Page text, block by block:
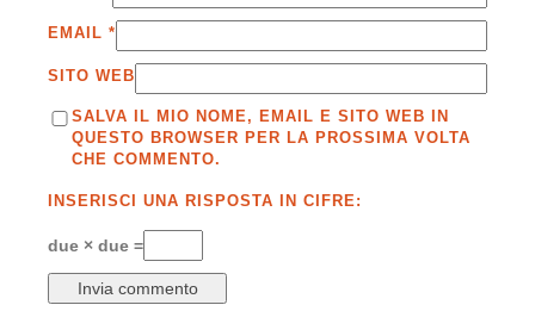
EMAIL *
SITO WEB
SALVA IL MIO NOME, EMAIL E SITO WEB IN
QUESTO BROWSER PER LA PROSSIMA VOLTA
CHE COMMENTO.
INSERISCI UNA RISPOSTA IN CIFRE:
due × due =